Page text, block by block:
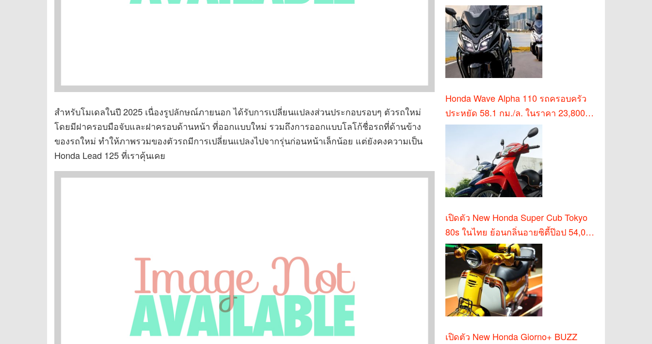
สำหรับโมเดลในปี 2025 เนื่องรูปลักษณ์ภายนอก ได้รับการเปลี่ยนแปลงส่วนประกอบรอบๆ ตัวรถใหม่
โดยมีฝาครอบมือจับและฝาครอบด้านหน้า ที่ออกแบบใหม่ รวมถึงการออกแบบโลโก้ชื่อรถที่ด้านข้าง
ของรถใหม่ ทำให้ภาพรวมของตัวรถมีการเปลี่ยนแปลงไปจากรุ่นก่อนหน้าเล็กน้อย แต่ยังคงความเป็น
Honda Lead 125 ที่เราคุ้นเคย
Honda Wave Alpha 110 รถครอบครัว
ประหยัด 58.1 กม./ล. ในราคา 23,800
บาท
เปิดตัว New Honda Super Cub Tokyo
80s ในไทย ย้อนกลิ่นอายซิตี้ป๊อป 54,000
บาท
เปิดตัว New Honda Giorno+ BUZZ